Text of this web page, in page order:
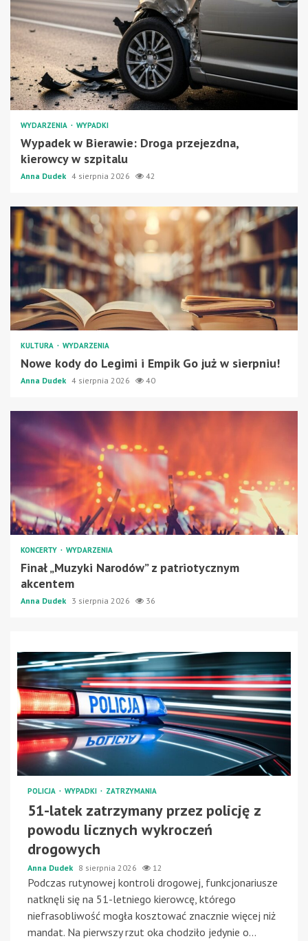
WYDARZENIA WYPADKI
Wypadek w Bierawie: Droga przejezdna,
kierowcy w szpitalu
Anna Dudek 4 sierpnia 2026 42
KULTURA WYDARZENIA
Nowe kody do Legimi i Empik Go już w sierpniu!
Anna Dudek 4 sierpnia 2026 40
KONCERTY WYDARZENIA
Finał „Muzyki Narodów” z patriotycznym
akcentem
Anna Dudek 3 sierpnia 2026 36
POLICJA WYPADKI ZATRZYMANIA
51-latek zatrzymany przez policję z
powodu licznych wykroczeń
drogowych
Anna Dudek 8 sierpnia 2026 12
Podczas rutynowej kontroli drogowej, funkcjonariusze
natknęli się na 51-letniego kierowcę, którego
niefrasobliwość mogła kosztować znacznie więcej niż
mandat. Na pierwszy rzut oka chodziło jedynie o...